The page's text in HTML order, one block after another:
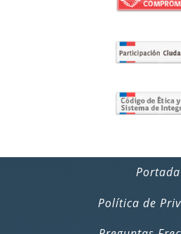
Portada
Política de